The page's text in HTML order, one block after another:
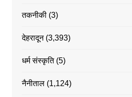
तकनीकी(3)
देहरादून(3,393)
धर्म संस्कृति(5)
नैनीताल(1,124)